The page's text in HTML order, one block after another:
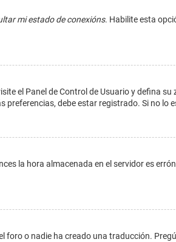
mi estado de conexións. Habilite esta
el Panel de Control de Usuario y defina
debe estar registrado. Si no lo
la hora almacenada en el servidor es
o nadie ha creado una traducción.